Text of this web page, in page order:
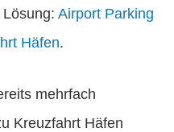
Airport Parking
Häfen.
mehrfach
Kreuzfahrt Häfen